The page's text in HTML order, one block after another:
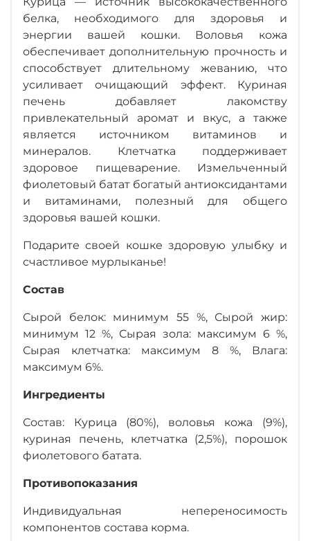
белка, необходимого для здоровья и
энергии вашей кошки. Воловья кожа
обеспечивает дополнительную прочность и
способствует длительному жеванию, что
усиливает очищающий эффект. Куриная
печень добавляет лакомству
привлекательный аромат и вкус, а также
является источником витаминов и
минералов. Клетчатка поддерживает
здоровое пищеварение. Измельченный
фиолетовый батат богатый антиоксидантами
и витаминами, полезный для общего
здоровья вашей кошки.
Подарите своей кошке здоровую улыбку и
счастливое мурлыканье!
Состав
Сырой белок: минимум 55 %, Сырой жир:
минимум 12 %, Сырая зола: максимум 6 %,
Сырая клетчатка: максимум 8 %, Влага:
максимум 6%.
Ингредиенты
Состав: Курица (80%), воловья кожа (9%),
куриная печень, клетчатка (2,5%), порошок
фиолетового батата.
Противопоказания
Индивидуальная непереносимость
компонентов состава корма.